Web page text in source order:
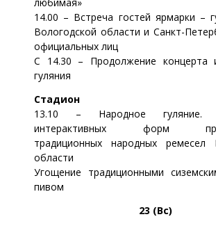
14.00 – Встреча гостей ярмарки –
Вологодской области и Санкт-
официальных лиц
С 14.30 – Продолжение концерта
гуляния
Стадион
13.10 – Народное гуляние.
интерактивных форм
традиционных народных ремесел
области
Угощение традиционными
пивом
23 (Вс)